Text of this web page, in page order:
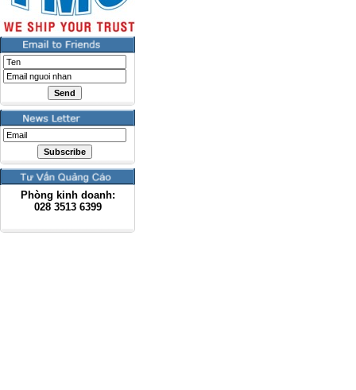
Phòng kinh doanh:
028 3513 6399